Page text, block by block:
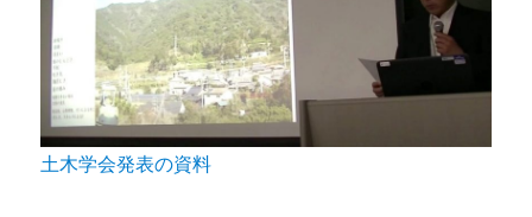
土木学会発表の資料